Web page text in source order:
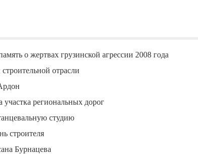
о жертвах грузинской агрессии 2008 года
отрасли
региональных дорог
студию
строителя
Бурнацева